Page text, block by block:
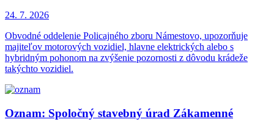
24. 7. 2026
Obvodné oddelenie Policajného zboru Námestovo, upozorňuje
majiteľov motorových vozidiel, hlavne elektrických alebo s
hybridným pohonom na zvýšenie pozornosti z dôvodu krádeže
takýchto vozidiel.
Oznam: Spoločný stavebný úrad Zákamenné